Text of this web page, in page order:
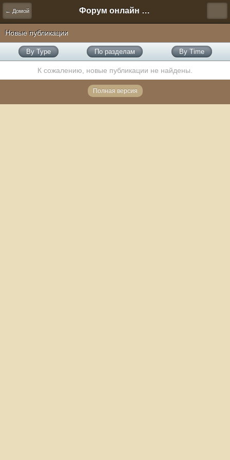
← Домой Форум онлайн игры "Новая Эра" (Нюра Биз)
Новые публикации
By Type По разделам By Time
К сожалению, новые публикации не найдены.
Полная версия